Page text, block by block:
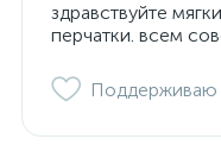
здравствуйте
перчатки. всем
Поддерживаю